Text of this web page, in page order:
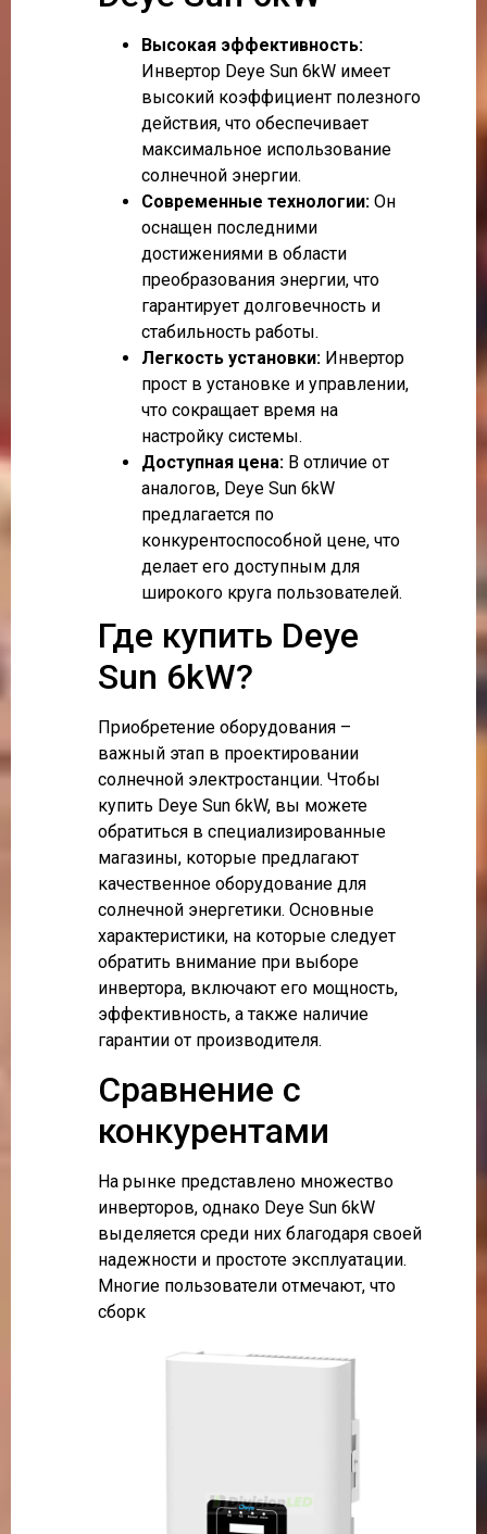
Высокая эффективность:
Инвертор Deye Sun 6kW имеет
высокий коэффициент полезного
действия, что обеспечивает
максимальное использование
солнечной энергии.
Современные технологии: Он
оснащен последними
достижениями в области
преобразования энергии, что
гарантирует долговечность и
стабильность работы.
Легкость установки: Инвертор
прост в установке и управлении,
что сокращает время на
настройку системы.
Доступная цена: В отличие от
аналогов, Deye Sun 6kW
предлагается по
конкурентоспособной цене, что
делает его доступным для
широкого круга пользователей.
Где купить Deye
Sun 6kW?
Приобретение оборудования –
важный этап в проектировании
солнечной электростанции. Чтобы
купить Deye Sun 6kW, вы можете
обратиться в специализированные
магазины, которые предлагают
качественное оборудование для
солнечной энергетики. Основные
характеристики, на которые следует
обратить внимание при выборе
инвертора, включают его мощность,
эффективность, а также наличие
гарантии от производителя.
Сравнение с
конкурентами
На рынке представлено множество
инверторов, однако Deye Sun 6kW
выделяется среди них благодаря своей
надежности и простоте эксплуатации.
Многие пользователи отмечают, что
сборк